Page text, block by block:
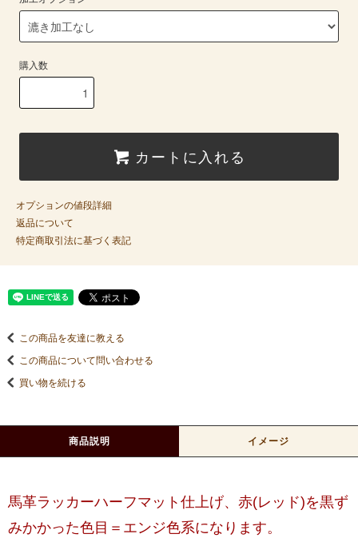
購入数
カートに入れる
オプションの値段詳細
返品について
特定商取引法に基づく表記
この商品を友達に教える
この商品について問い合わせる
買い物を続ける
商品説明 イメージ
馬革ラッカーハーフマット仕上げ、赤(レッド)を黒ず
みかかった色目＝エンジ色系になります。